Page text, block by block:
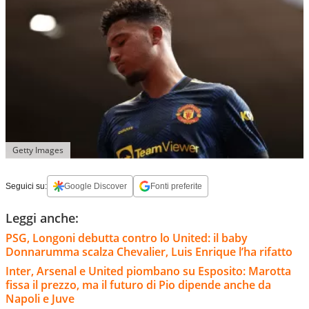
Getty Images
Seguici su: Google Discover Fonti preferite
Leggi anche:
PSG, Longoni debutta contro lo United: il baby
Donnarumma scalza Chevalier, Luis Enrique l’ha rifatto
Inter, Arsenal e United piombano su Esposito: Marotta
fissa il prezzo, ma il futuro di Pio dipende anche da
Napoli e Juve